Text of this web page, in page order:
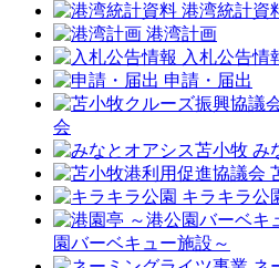
港湾統計資
港湾計画
入札公告情
申請・届出
会
み
キラキラ公
園バーベキュー施設～